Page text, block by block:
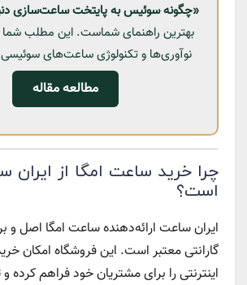
«چگونه سوئیس به پایتخت ساعت‌سازی
بهترین راهنمای شماست. این مطلب شما
نوآوری‌ها و تکنولوژی ساعت‌های
مطالعه مقاله
چرا خرید ساعت امگا از
است؟
ایران ساعت ارائه‌دهنده ساعت امگا اصل و
گارانتی معتبر است. این فروشگاه امکان
اینترنتی را برای مشتریان خود فراهم کرده